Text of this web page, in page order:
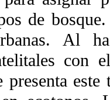
de
Al
con
presenta